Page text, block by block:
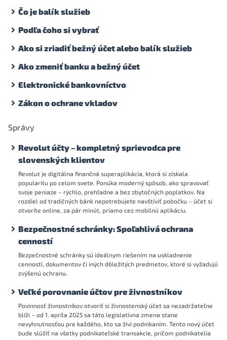
Čo je balík služieb
Podľa čoho si vybrať
Ako si zriadiť bežný účet alebo balík služieb
Ako zmeniť banku a bežný účet
Elektronické bankovníctvo
Zákon o ochrane vkladov
Správy
Revolut účty – kompletný sprievodca pre
slovenských klientov
Revolut je digitálna finančná superaplikácia, ktorá si získala
popularitu po celom svete. Ponúka moderný spôsob, ako spravovať
svoje peniaze – rýchlo, prehľadne a bez zbytočných poplatkov. Na
rozdiel od tradičných bánk nepotrebujete navštíviť pobočku – účet si
otvoríte online, za pár minút, priamo cez mobilnú aplikáciu.
Bezpečnostné schránky: Spoľahlivá ochrana
cenností
Bezpečnostné schránky sú ideálnym riešením na uskladnenie
cenností, dokumentov či iných dôležitých predmetov, ktoré si vyžadujú
zvýšenú ochranu.
Veľké porovnanie účtov pre živnostníkov
Povinnosť živnostníkov otvoriť si živnostenský účet sa nezadržateľne
blíži – od 1. apríla 2025 sa táto legislatívna zmena stane
nevyhnutnosťou pre každého, kto sa živí podnikaním. Tento nový účet
bude slúžiť na všetky podnikateľské transakcie, pričom podnikatelia